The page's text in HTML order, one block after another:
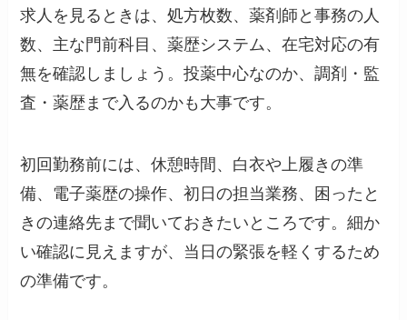
求人を見るときは、処方枚数、薬剤師と事務の人
数、主な門前科目、薬歴システム、在宅対応の有
無を確認しましょう。投薬中心なのか、調剤・監
査・薬歴まで入るのかも大事です。
初回勤務前には、休憩時間、白衣や上履きの準
備、電子薬歴の操作、初日の担当業務、困ったと
きの連絡先まで聞いておきたいところです。細か
い確認に見えますが、当日の緊張を軽くするため
の準備です。